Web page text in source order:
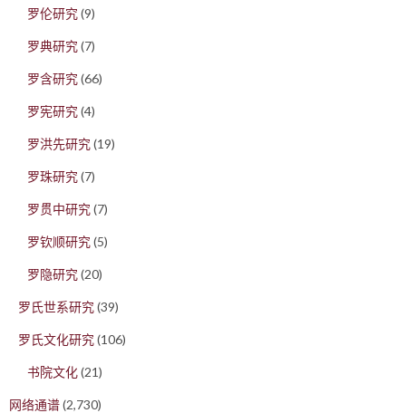
罗伦研究(9)
罗典研究(7)
罗含研究(66)
罗宪研究(4)
罗洪先研究(19)
罗珠研究(7)
罗贯中研究(7)
罗钦顺研究(5)
罗隐研究(20)
罗氏世系研究(39)
罗氏文化研究(106)
书院文化(21)
网络通谱(2,730)